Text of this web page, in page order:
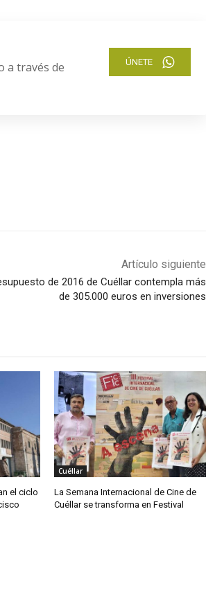
a través de
ÚNETE
Artículo siguiente
de 2016 de Cuéllar contempla más
de 305.000 euros en inversiones
el ciclo
Cuéllar
La Semana Internacional de Cine de
Cuéllar se transforma en Festival